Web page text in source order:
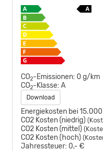
CO2-Emissionen: 0 g/km
CO2-Klasse: A
Download
Energiekosten bei
CO2 Kosten (niedrig)
CO2 Kosten (mittel)
CO2 Kosten (hoch)
Jahressteuer: 0,- €